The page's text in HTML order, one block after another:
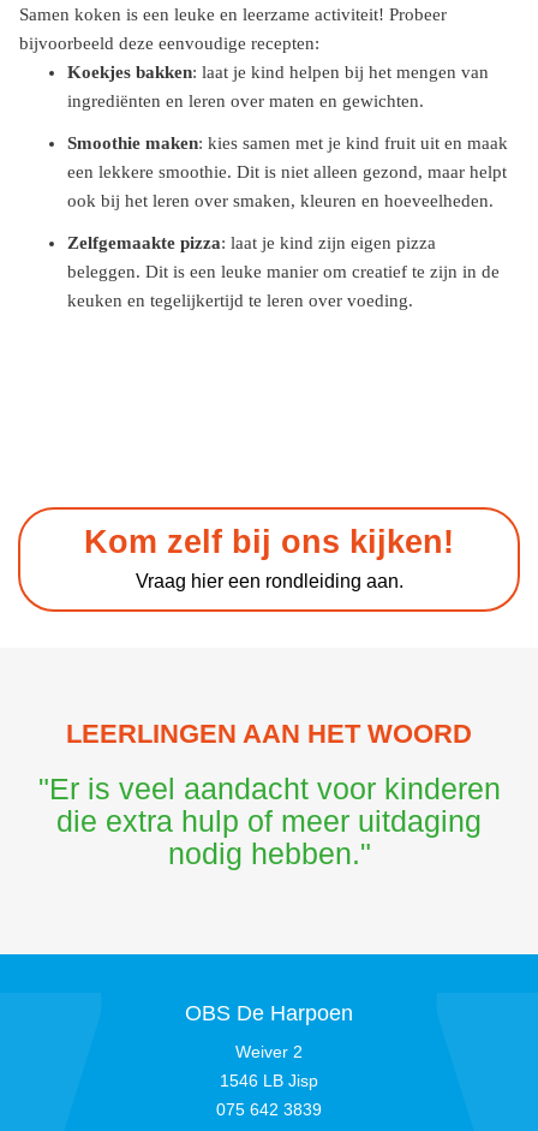
Samen koken is een leuke en leerzame activiteit! Probeer
bijvoorbeeld deze eenvoudige recepten:
Koekjes bakken: laat je kind helpen bij het mengen van
ingrediënten en leren over maten en gewichten.
Smoothie maken: kies samen met je kind fruit uit en maak
een lekkere smoothie. Dit is niet alleen gezond, maar helpt
ook bij het leren over smaken, kleuren en hoeveelheden.
Zelfgemaakte pizza: laat je kind zijn eigen pizza
beleggen. Dit is een leuke manier om creatief te zijn in de
keuken en tegelijkertijd te leren over voeding.
Kom zelf bij ons kijken!
Vraag hier een rondleiding aan.
LEERLINGEN AAN HET WOORD
"Er is veel aandacht voor kinderen
die extra hulp of meer uitdaging
nodig hebben."
OBS De Harpoen
Weiver 2
1546 LB Jisp
075 642 3839